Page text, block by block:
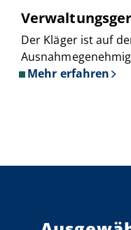
Der Kläger ist auf
Mehr erfahrenüber
in